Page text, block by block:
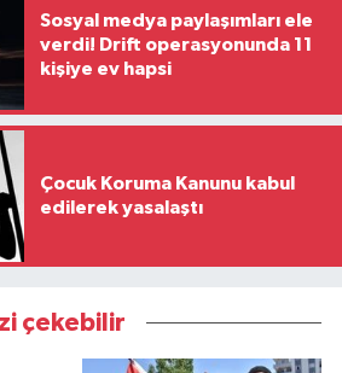
Sosyal medya paylaşımları ele
verdi! Drift operasyonunda 11
kişiye ev hapsi
Çocuk Koruma Kanunu kabul
edilerek yasalaştı
çekebilir